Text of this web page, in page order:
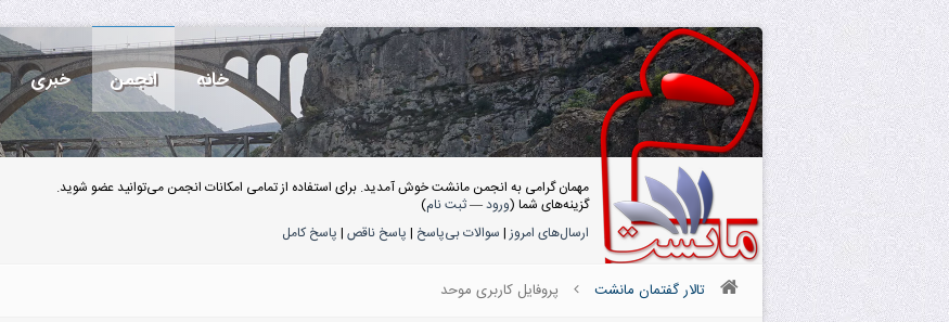
خانه انجمن خبری
مهمان گرامی به انجمن مانشت خوش آمدید. برای استفاده از تمامی امکانات انجمن می‌توانید عضو شوید.
گزینه‌های شما (ورود—ثبت نام)
ارسال‌های امروز| سوالات بی‌پاسخ | پاسخ ناقص | پاسخ کامل
تالار گفتمان مانشت پروفایل کاربری موحد